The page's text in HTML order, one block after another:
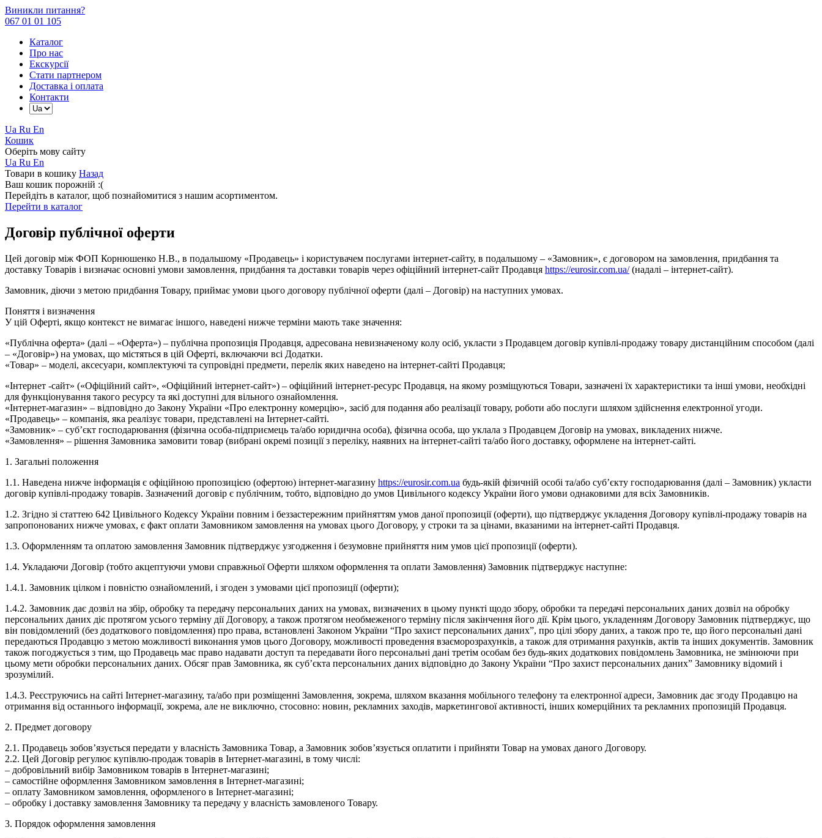
Виникли питання?
067 01 01 105
Каталог
Про нас
Екскурсії
Стати партнером
Доставка і оплата
Контакти
Ua Ru En
Кошик
Оберіть мову сайту
Ua Ru En
Товари в кошику Назад
Ваш кошик порожній :(
Перейдіть в каталог, щоб познайомитися з нашим асортиментом.
Перейти в каталог
Договір публічної оферти
Цей договір між ФОП Корнюшенко Н.В., в подальшому «Продавець» і користувачем послугами інтернет-сайту, в подальшому – «Замовник», є договором на замовлення, придбання та
доставку Товарів і визначає основні умови замовлення, придбання та доставки товарів через офіційний інтернет-сайт Продавця https://eurosir.com.ua/(надалі – інтернет-сайт).
Замовник, діючи з метою придбання Товару, приймає умови цього договору публічної оферти (далі – Договір) на наступних умовах.
Поняття і визначення
У цій Оферті, якщо контекст не вимагає іншого, наведені нижче терміни мають таке значення:
«Публічна оферта» (далі – «Оферта») – публічна пропозиція Продавця, адресована невизначеному колу осіб, укласти з Продавцем договір купівлі-продажу товару дистанційним способом (далі
– «Договір») на умовах, що містяться в цій Оферті, включаючи всі Додатки.
«Товар» – моделі, аксесуари, комплектуючі та супровідні предмети, перелік яких наведено на інтернет-сайті Продавця;
«Інтернет -сайт» («Офіційний сайт», «Офіційний інтернет-сайт») – офіційний інтернет-ресурс Продавця, на якому розміщуються Товари, зазначені їх характеристики та інші умови, необхідні
для функціонування такого ресурсу та які доступні для вільного ознайомлення.
«Інтернет-магазин» – відповідно до Закону України «Про електронну комерцію», засіб для подання або реалізації товару, роботи або послуги шляхом здійснення електронної угоди.
«Продавець» – компанія, яка реалізує товари, представлені на Інтернет-сайті.
«Замовник» – суб’єкт господарювання (фізична особа-підприємець та/або юридична особа), фізична особа, що уклала з Продавцем Договір на умовах, викладених нижче.
«Замовлення» – рішення Замовника замовити товар (вибрані окремі позиції з переліку, наявних на інтернет-сайті та/або його доставку, оформлене на інтернет-сайті.
1. Загальні положення
1.1. Наведена нижче інформація є офіційною пропозицією (офертою) інтернет-магазину https://eurosir.com.ua будь-якій фізичній особі та/або суб’єкту господарювання (далі – Замовник) укласти
договір купівлі-продажу товарів. Зазначений договір є публічним, тобто, відповідно до умов Цивільного кодексу України його умови однаковими для всіх Замовників.
1.2. Згідно зі статтею 642 Цивільного Кодексу України повним і беззастережним прийняттям умов даної пропозиції (оферти), що підтверджує укладення Договору купівлі-продажу товарів на
запропонованих нижче умовах, є факт оплати Замовником замовлення на умовах цього Договору, у строки та за цінами, вказаними на інтернет-сайті Продавця.
1.3. Оформленням та оплатою замовлення Замовник підтверджує узгодження і безумовне прийняття ним умов цієї пропозиції (оферти).
1.4. Укладаючи Договір (тобто акцептуючи умови справжньої Оферти шляхом оформлення та оплати Замовлення) Замовник підтверджує наступне:
1.4.1. Замовник цілком і повністю ознайомлений, і згоден з умовами цієї пропозиції (оферти);
1.4.2. Замовник дає дозвіл на збір, обробку та передачу персональних даних на умовах, визначених в цьому пункті щодо збору, обробки та передачі персональних даних дозвіл на обробку
персональних даних діє протягом усього терміну дії Договору, а також протягом необмеженого терміну після закінчення його дії. Крім цього, укладенням Договору Замовник підтверджує, що
він повідомлений (без додаткового повідомлення) про права, встановлені Законом України “Про захист персональних даних”, про цілі збору даних, а також про те, що його персональні дані
передаються Продавцю з метою можливості виконання умов цього Договору, можливості проведення взаєморозрахунків, а також для отримання рахунків, актів та інших документів. Замовник
також погоджується з тим, що Продавець має право надавати доступ та передавати його персональні дані третім особам без будь-яких додаткових повідомлень Замовника, не змінюючи при
цьому мети обробки персональних даних. Обсяг прав Замовника, як суб’єкта персональних даних відповідно до Закону України “Про захист персональних даних” Замовнику відомий і
зрозумілий.
1.4.3. Реєструючись на сайті Інтернет-магазину, та/або при розміщенні Замовлення, зокрема, шляхом вказання мобільного телефону та електронної адреси, Замовник дає згоду Продавцю на
отримання від останнього інформації, зокрема, але не виключно, стосовно: новин, рекламних заходів, маркетингової активності, інших комерційних та рекламних пропозицій Продавця.
2. Предмет договору
2.1. Продавець зобов’язується передати у власність Замовника Товар, а Замовник зобов’язується оплатити і прийняти Товар на умовах даного Договору.
2.2. Цей Договір регулює купівлю-продаж товарів в Інтернет-магазині, в тому числі:
– добровільний вибір Замовником товарів в Інтернет-магазині;
– самостійне оформлення Замовником замовлення в Інтернет-магазині;
– оплату Замовником замовлення, оформленого в Інтернет-магазині;
– обробку і доставку замовлення Замовнику та передачу у власність замовленого Товару.
3. Порядок оформлення замовлення